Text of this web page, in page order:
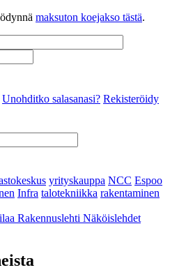
maksuton koejakso tästä.
Unohditko salasanasi? Rekisteröidy
yrityskauppa NCC Espoo
Infra talotekniikka rakentaminen
Rakennuslehti Näköislehdet